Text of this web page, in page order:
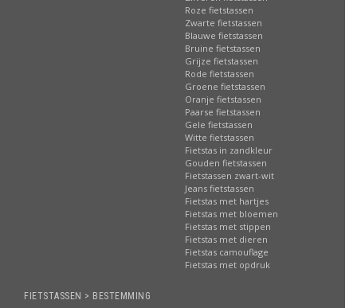
Roze fietstassen
Zwarte fietstassen
Blauwe fietstassen
Bruine fietstassen
Grijze fietstassen
Rode fietstassen
Groene fietstassen
Oranje fietstassen
Paarse fietstassen
Gele fietstassen
Witte fietstassen
Fietstas in zandkleur
Gouden fietstassen
Fietstassen zwart-wit
Jeans fietstassen
Fietstas met hartjes
Fietstas met bloemen
Fietstas met stippen
Fietstas met dieren
Fietstas camouflage
Fietstas met opdruk
FIETSTASSEN > BESTEMMING